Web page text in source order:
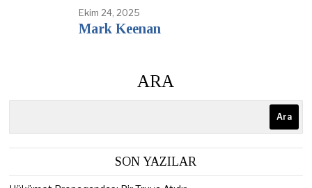
Ekim 24, 2025
Mark Keenan
ARA
Ara
SON YAZILAR